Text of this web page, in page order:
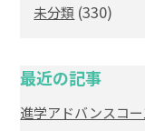
未分類 (330)
最近の記事
進学アドバンスコ